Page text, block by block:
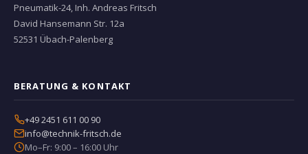
Pneumatik-24, Inh. Andreas Fritsch
David Hansemann Str. 12a
52531 Übach-Palenberg
BERATUNG & KONTAKT
+49 2451 611 00 90
info@technik-fritsch.de
Mo–Fr: 9:00 – 16:00 Uhr